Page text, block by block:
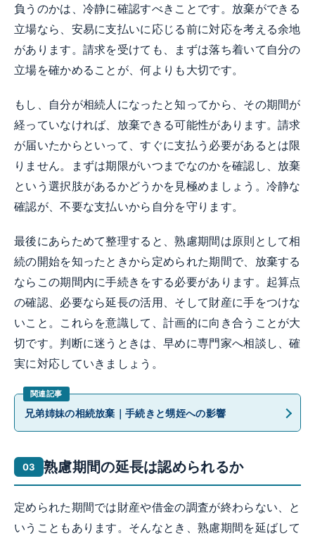
負うのかは、冷静に確認すべきことです。放棄ができる
立場なら、安易に支払いに応じる前に対応を考える余地
があります。請求を受けても、まずは落ち着いて自分の
立場を確かめることが、何よりも大切です。
もし、自分が相続人になったと知ってから、その期間が
経っていなければ、放棄できる可能性があります。請求
が届いたからといって、すぐに支払う必要があるとは限
りません。まずは期限がいつまでなのかを確認し、放棄
という選択肢があるかどうかを見極めましょう。冷静な
確認が、不要な支払いから自分を守ります。
最後にあらためて整理すると、熟慮期間は原則として相
続の開始を知ったときから定められた期間で、放棄する
ならこの期間内に手続きをする必要があります。起算点
の確認、必要なら延長の活用、そして財産に手をつけな
いこと。これらを意識して、計画的に向き合うことが大
切です。判断に迷うときは、早めに専門家へ相談し、確
実に対応していきましょう。
兄弟姉妹の相続放棄｜手続きと甥姪への影響
熟慮期間の延長は認められるか
定められた期間では財産や借金の調査が終わらない、と
いうこともあります。そんなとき、熟慮期間を延ばして